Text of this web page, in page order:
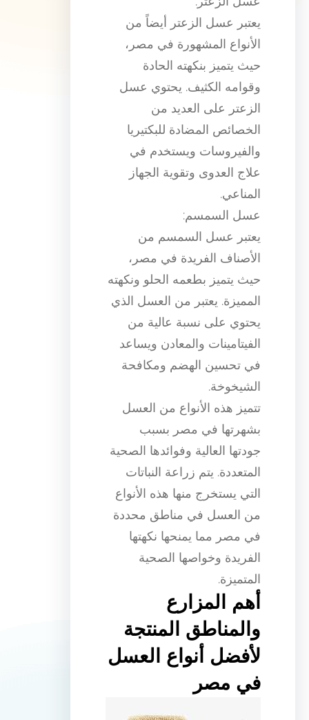
يعتبر عسل الزعتر أيضاً من
الأنواع المشهورة في مصر،
حيث يتميز بنكهته الحادة
وقوامه الكثيف. يحتوي عسل
الزعتر على العديد من
الخصائص المضادة للبكتيريا
والفيروسات ويستخدم في
علاج العدوى وتقوية الجهاز
المناعي.
عسل السمسم:
يعتبر عسل السمسم من
الأصناف الفريدة في مصر،
حيث يتميز بطعمه الحلو ونكهته
المميزة. يعتبر من العسل الذي
يحتوي على نسبة عالية من
الفيتامينات والمعادن ويساعد
في تحسين الهضم ومكافحة
الشيخوخة.
تتميز هذه الأنواع من العسل
بشهرتها في مصر بسبب
جودتها العالية وفوائدها الصحية
المتعددة. يتم زراعة النباتات
التي يستخرج منها هذه الأنواع
من العسل في مناطق محددة
في مصر مما يمنحها نكهتها
الفريدة وخواصها الصحية
المتميزة.
أهم المزارع
والمناطق المنتجة
لأفضل أنواع العسل
في مصر